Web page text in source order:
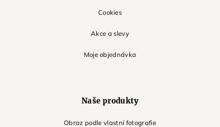
Cookies
Akce a slevy
Moje objednávka
Naše produkty
Obraz podle vlastní fotografie